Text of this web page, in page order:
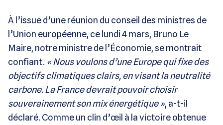
À l’issue d’une réunion du conseil des ministres de
l’Union européenne, ce lundi 4 mars, Bruno Le
Maire, notre ministre de l’Économie, se montrait
confiant. « Nous voulons d’une Europe qui fixe des
objectifs climatiques clairs, en visant la neutralité
carbone. La France devrait pouvoir choisir
souverainement son mix énergétique », a-t-il
déclaré. Comme un clin d’œil à la victoire obtenue